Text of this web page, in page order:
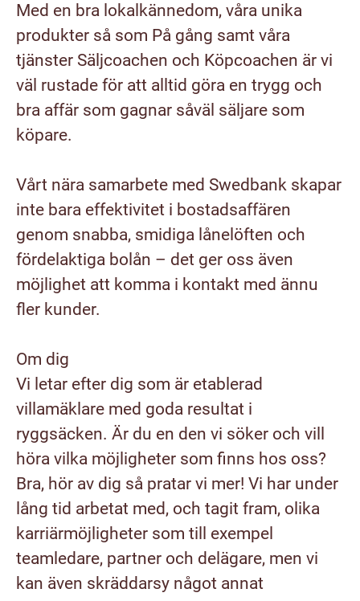
Med en bra lokalkännedom, våra unika
produkter så som På gång samt våra
tjänster Säljcoachen och Köpcoachen är vi
väl rustade för att alltid göra en trygg och
bra affär som gagnar såväl säljare som
köpare.
Vårt nära samarbete med Swedbank skapar
inte bara effektivitet i bostadsaffären
genom snabba, smidiga lånelöften och
fördelaktiga bolån – det ger oss även
möjlighet att komma i kontakt med ännu
fler kunder.
Om dig
Vi letar efter dig som är etablerad
villamäklare med goda resultat i
ryggsäcken. Är du en den vi söker och vill
höra vilka möjligheter som finns hos oss?
Bra, hör av dig så pratar vi mer! Vi har under
lång tid arbetat med, och tagit fram, olika
karriärmöjligheter som till exempel
teamledare, partner och delägare, men vi
kan även skräddarsy något annat